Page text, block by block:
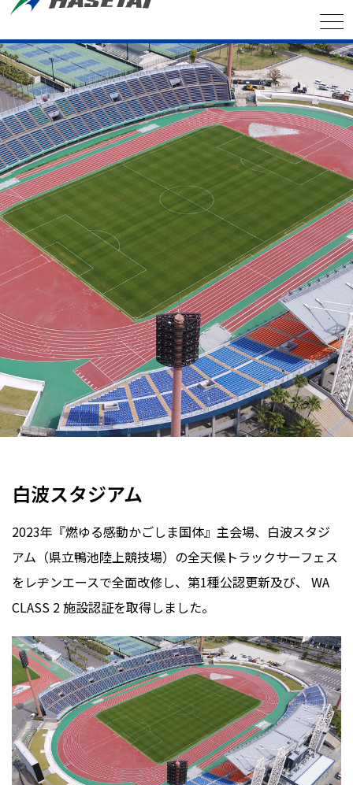
白波スタジアム
2023年『燃ゆる感動かごしま国体』主会場、白波スタジ
アム（県立鴨池陸上競技場）の全天候トラックサーフェス
をレヂンエースで全面改修し、第1種公認更新及び、 WA
CLASS 2 施設認証を取得しました。